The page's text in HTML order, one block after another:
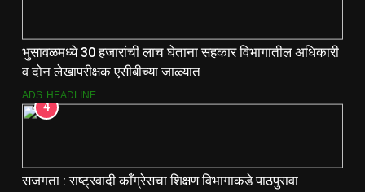
भुसावळमध्ये 30 हजारांची लाच घेताना सहकार विभागातील अधिकारी
व दोन लेखापरीक्षक एसीबीच्या जाळ्यात
ADS HEADLINE
4
सजगता : राष्ट्रवादी काँग्रेसचा शिक्षण विभागाकडे पाठपुरावा